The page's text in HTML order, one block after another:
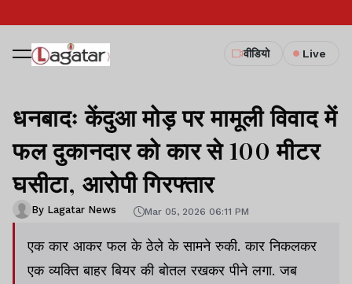
वीडियो Live
धनबादः केंदुआ मोड़ पर मामूली विवाद में
फल दुकानदार को कार से 100 मीटर
घसीटा, आरोपी गिरफ्तार
By Lagatar News Mar 05, 2026 06:11 PM
एक कार आकर फल के ठेले के सामने रुकी. कार निकलकर
एक व्यक्ति बाहर बियर की बोतल रखकर पीने लगा. जब